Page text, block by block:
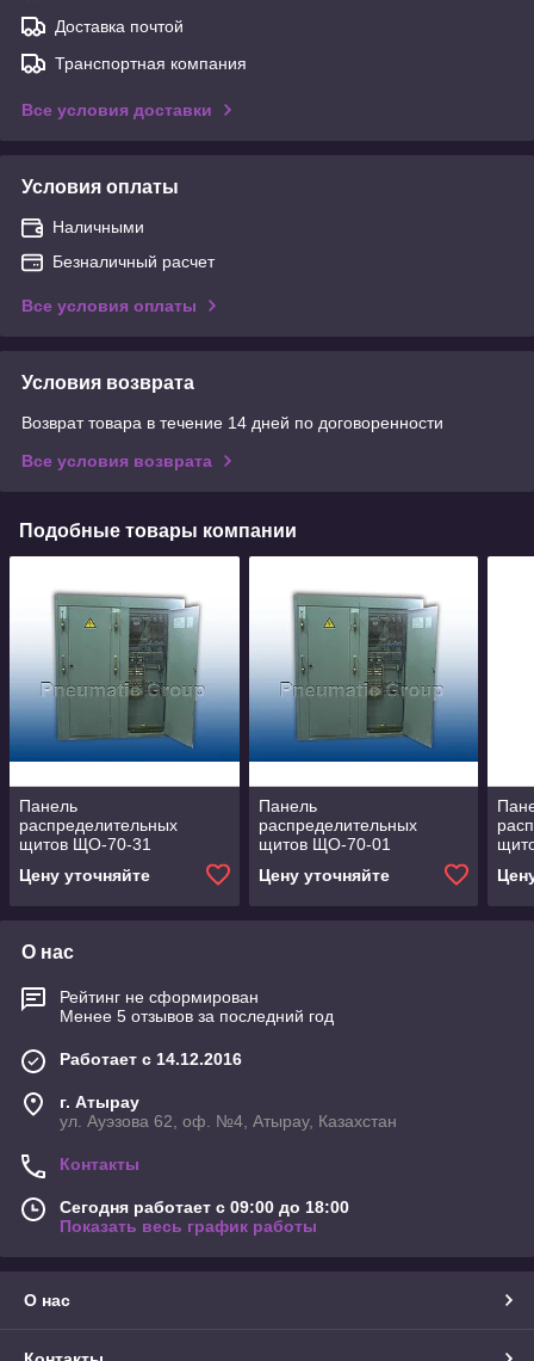
Доставка почтой
Транспортная компания
Все условия доставки
Условия оплаты
Наличными
Безналичный расчет
Все условия оплаты
Условия возврата
Возврат товара в течение 14 дней по договоренности
Все условия возврата
Подобные товары компании
Панель
распределительных
щитов ЩО-70-31
Цену уточняйте
Панель
распределительных
щитов ЩО-70-01
Цену уточняйте
О нас
Рейтинг не сформирован
Менее 5 отзывов за последний год
Работает с 14.12.2016
г. Атырау
ул. Ауэзова 62, оф. №4, Атырау, Казахстан
Контакты
Сегодня работает с 09:00 до 18:00
Показать весь график работы
О нас